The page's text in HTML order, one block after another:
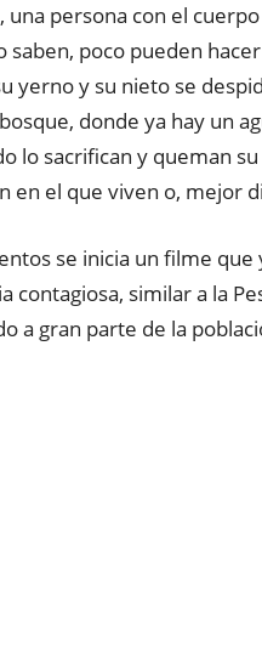
una persona con el
saben, poco pueden
yerno y su nieto se
donde ya hay un
lo sacrifican y queman
en el que viven o, mejor
se inicia un filme
contagiosa, similar a la
a gran parte de la